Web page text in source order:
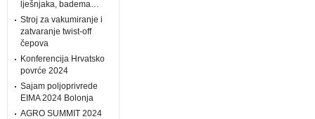
lješnjaka, badema…
Stroj za vakumiranje i
zatvaranje twist-off
čepova
Konferencija Hrvatsko
povrće 2024
Sajam poljoprivrede
EIMA 2024 Bolonja
AGRO SUMMIT 2024